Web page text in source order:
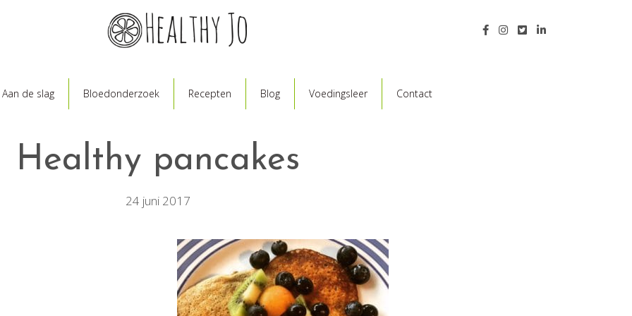
Aan de slag Bloedonderzoek Recepten Blog Voedingsleer Contact
Healthy pancakes
24 juni 2017